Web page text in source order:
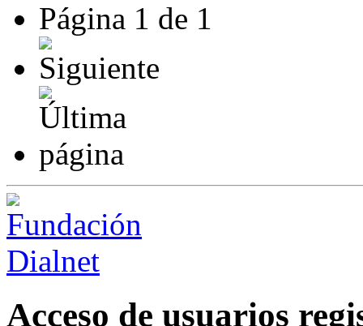
Página 1 de 1
Acceso de usuarios